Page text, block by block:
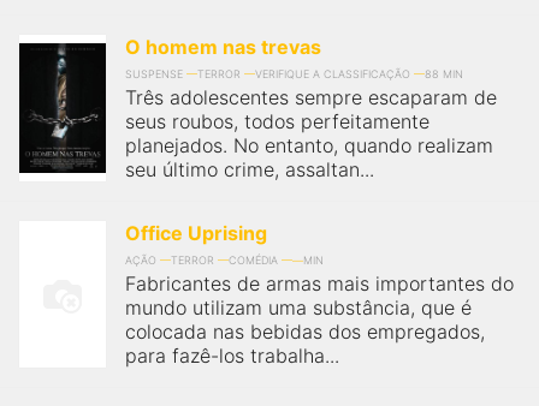
O homem nas trevas
SUSPENSE TERROR VERIFIQUE A CLASSIFICAÇÃO 88 MIN
Três adolescentes sempre escaparam de
seus roubos, todos perfeitamente
planejados. No entanto, quando realizam
seu último crime, assaltan...
Office Uprising
AÇÃO TERROR COMÉDIA MIN
Fabricantes de armas mais importantes do
mundo utilizam uma substância, que é
colocada nas bebidas dos empregados,
para fazê-los trabalha...